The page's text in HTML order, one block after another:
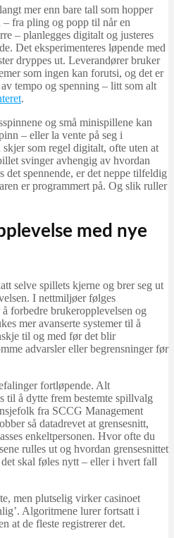
mer enn bare tall som hopper
– fra pling og popp til når en
– planlegges digitalt og justeres
Det eksperimenteres løpende med
dryppes ut. Leverandører bruker
som ingen kan forutsi, og det er
tempo og spenning – litt som alt
.
og små minispillene kan
– eller la vente på seg i
som regel digitalt, ofte uten at
svinger avhengig av hvordan
det spennende, er det neppe tilfeldig
er programmert på. Og slik ruller
med nye
selve spillets kjerne og brer seg ut
I nettmiljøer følges
forbedre brukeropplevelsen og
mer avanserte systemer til å
til og med før det blir
advarsler eller begrensninger før
fortløpende. Alt
til å dytte frem bestemte spillvalg
fra SCCG Management
så datadrevet at grensesnitt,
enkeltpersonen. Hvor ofte du
rulles ut og hvordan grensesnittet
skal føles nytt – eller i hvert fall
men plutselig virker casinoet
Algoritmene lurer fortsatt i
at de fleste registrerer det.